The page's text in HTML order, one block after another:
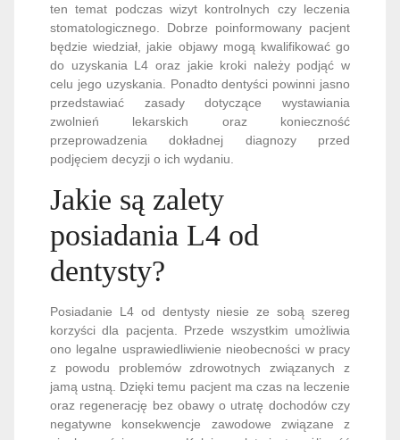
ten temat podczas wizyt kontrolnych czy leczenia
stomatologicznego. Dobrze poinformowany pacjent
będzie wiedział, jakie objawy mogą kwalifikować go
do uzyskania L4 oraz jakie kroki należy podjąć w
celu jego uzyskania. Ponadto dentyści powinni jasno
przedstawiać zasady dotyczące wystawiania
zwolnień lekarskich oraz konieczność
przeprowadzenia dokładnej diagnozy przed
podjęciem decyzji o ich wydaniu.
Jakie są zalety
posiadania L4 od
dentysty?
Posiadanie L4 od dentysty niesie ze sobą szereg
korzyści dla pacjenta. Przede wszystkim umożliwia
ono legalne usprawiedliwienie nieobecności w pracy
z powodu problemów zdrowotnych związanych z
jamą ustną. Dzięki temu pacjent ma czas na leczenie
oraz regenerację bez obawy o utratę dochodów czy
negatywne konsekwencje zawodowe związane z